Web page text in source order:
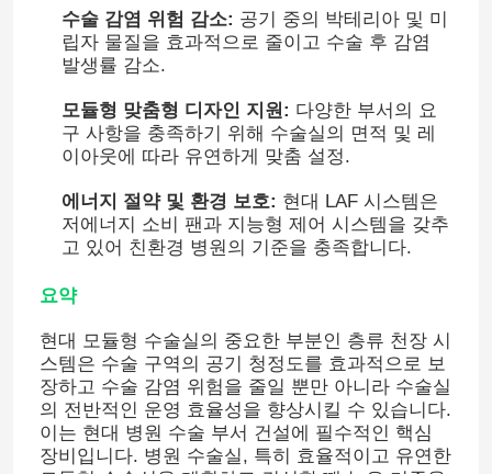
모듈 수술실
자동 병원 문
수술 테이블
의료 천장 펜던트
LED 외과수술상의 광
외과 수술 극장
수술 감염 위험 감소: 공기 중의 박테리아 및 미
립자 물질을 효과적으로 줄이고 수술 후 감염
발생률 감소.
모듈형 맞춤형 디자인 지원: 다양한 부서의 요
구 사항을 충족하기 위해 수술실의 면적 및 레
이아웃에 따라 유연하게 맞춤 설정.
에너지 절약 및 환경 보호: 현대 LAF 시스템은
저에너지 소비 팬과 지능형 제어 시스템을 갖추
고 있어 친환경 병원의 기준을 충족합니다.
요약
현대 모듈형 수술실의 중요한 부분인 층류 천장 시
스템은 수술 구역의 공기 청정도를 효과적으로 보
장하고 수술 감염 위험을 줄일 뿐만 아니라 수술실
의 전반적인 운영 효율성을 향상시킬 수 있습니다.
이는 현대 병원 수술 부서 건설에 필수적인 핵심
장비입니다. 병원 수술실, 특히 효율적이고 유연한